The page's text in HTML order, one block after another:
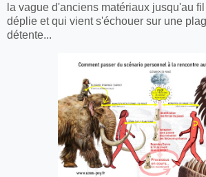
la vague d'anciens matériaux jusqu'au
déplie et qui vient s'échouer sur une
détente...